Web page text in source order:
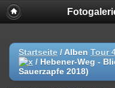
Startseite / Alben Tour
/ Hebener-Weg -
Sauerzapfe 2018)